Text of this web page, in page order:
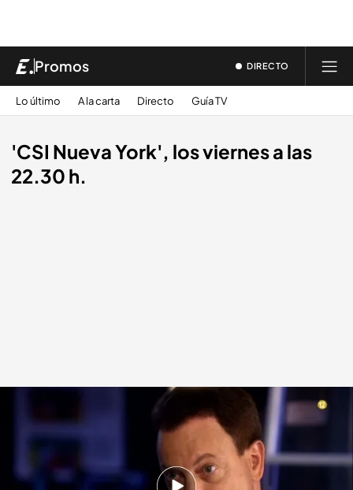
Promos DIRECTO
Lo último A la carta Directo Guía TV
'CSI Nueva York', los viernes a las
22.30 h.
energy.es
06 JUL 2016 - 11:57h.
Compartir